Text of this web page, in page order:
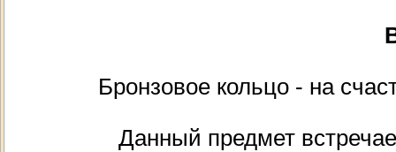
Бронзовое кольцо - на
Данный предмет